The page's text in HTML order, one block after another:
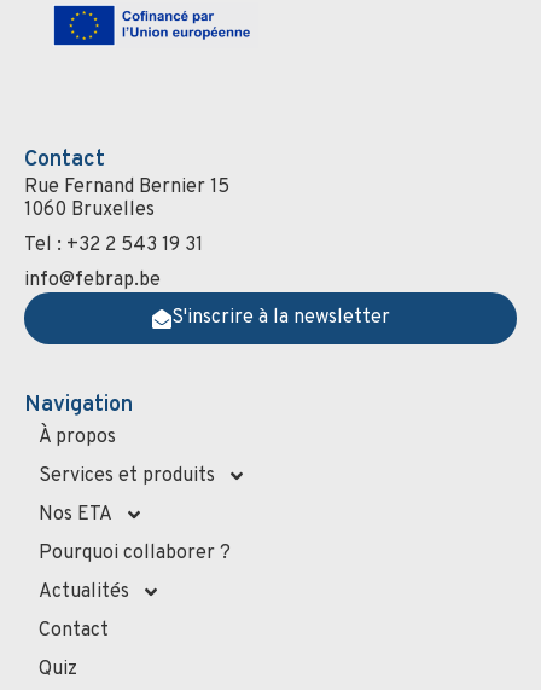
Navigation
À propos
Services et produits
Nos ETA
Pourquoi collaborer ?
Actualités
Contact
Quiz
Contact
Rue Fernand Bernier 15
1060 Bruxelles
Tel : +32 2 543 19 31
info@febrap.be
S'inscrire à la newsletter